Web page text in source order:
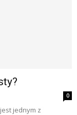
0
jednym z